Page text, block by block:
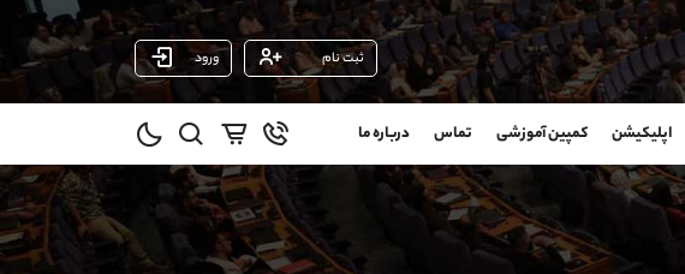
ثبت نام ورود
اپلیکیشن کمپین آموزشی تماس درباره ما
شروع گفتگو
@Armteam_admin_104
104
(محسن یزدی)
09304891085
واتساپ شروع گفتگو
تلگرام @Armteam_admin_103